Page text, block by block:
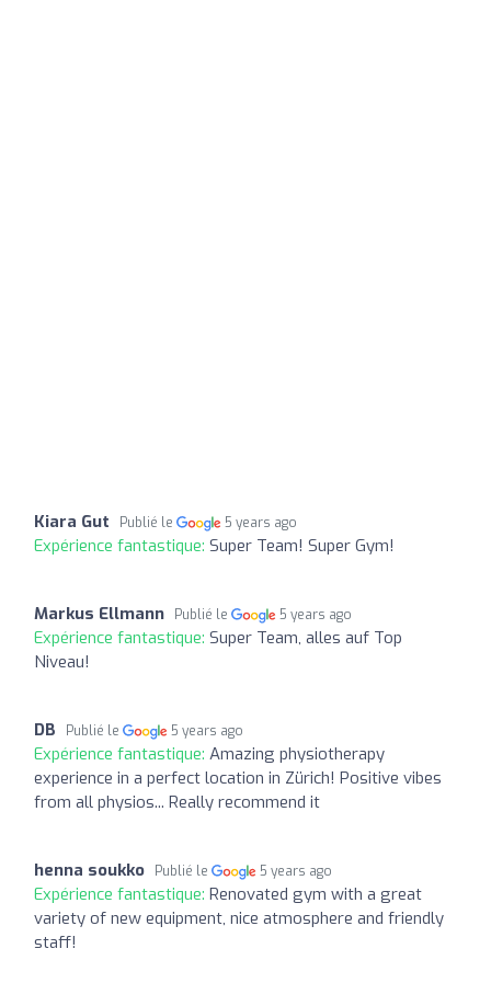
Kiara Gut Publié le 5 years ago
Expérience fantastique: Super Team! Super Gym!
Markus Ellmann Publié le 5 years ago
Expérience fantastique: Super Team, alles auf Top
Niveau!
DB Publié le 5 years ago
Expérience fantastique: Amazing physiotherapy
experience in a perfect location in Zürich! Positive vibes
from all physios... Really recommend it
henna soukko Publié le 5 years ago
Expérience fantastique: Renovated gym with a great
variety of new equipment, nice atmosphere and friendly
staff!